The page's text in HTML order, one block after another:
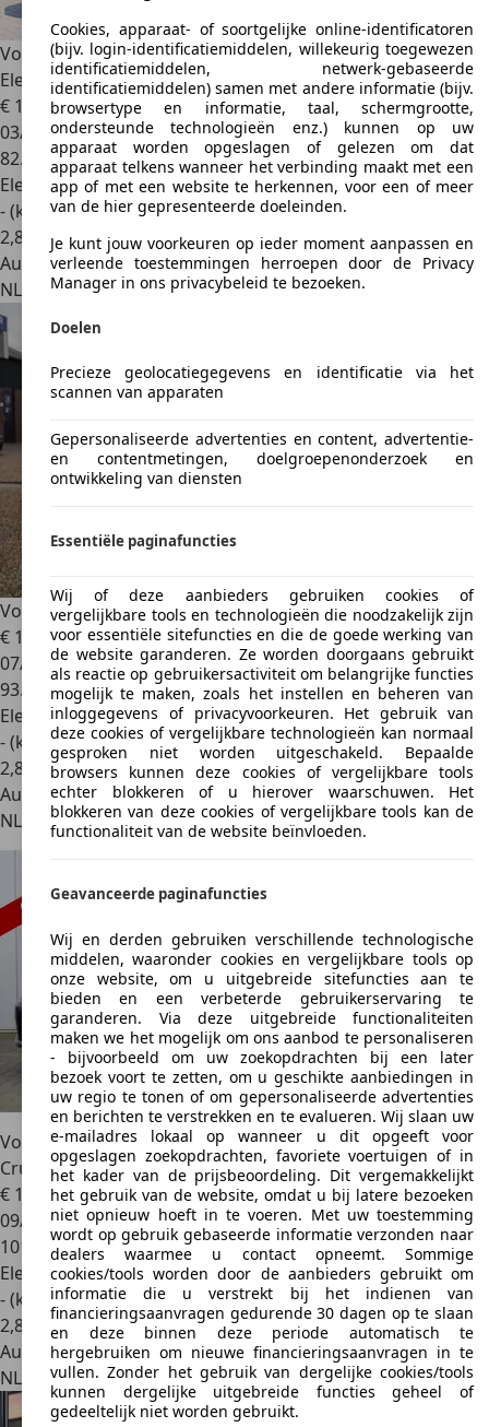
Volkswagen e-GolfE-DITION Navi / Climate / Pdc /
Elekramen / Adap-C
€ 13.995
03/2020
82.496 km
Elektrisch
- (kWh/100 km)
2,8
Autobedrijf
NL 8253 PJDronten
Volkswagen e-GolfE-Golf DIGI DASH CAMERA
€ 12.950
07/2018
93.000 km
Elektrisch
- (kWh/100 km)
2,8
Autobedrijf
NL 2975 BCOttoland
Volkswagen e-Golfe-Golf 100kw Carplay Priv/Glass Ecc
Cruise/Adaptiv
€ 11.9501
09/2017
101.501 km
Elektrisch
- (kWh/100 km)
2,8
Autobedrijf
NL 9231 DXSurhuisterveen
Cookies, apparaat- of soortgelijke online-identificatoren
(bijv. login-identificatiemiddelen, willekeurig toegewezen
identificatiemiddelen, netwerk-gebaseerde
identificatiemiddelen) samen met andere informatie (bijv.
browsertype en informatie, taal, schermgrootte,
ondersteunde technologieën enz.) kunnen op uw
apparaat worden opgeslagen of gelezen om dat
apparaat telkens wanneer het verbinding maakt met een
app of met een website te herkennen, voor een of meer
van de hier gepresenteerde doeleinden.
Je kunt jouw voorkeuren op ieder moment aanpassen en
verleende toestemmingen herroepen door de Privacy
Manager in ons privacybeleid te bezoeken.
Doelen
Precieze geolocatiegegevens en identificatie via het
scannen van apparaten
Gepersonaliseerde advertenties en content, advertentie-
en contentmetingen, doelgroepenonderzoek en
ontwikkeling van diensten
Essentiële paginafuncties
Wij of deze aanbieders gebruiken cookies of
vergelijkbare tools en technologieën die noodzakelijk zijn
voor essentiële sitefuncties en die de goede werking van
de website garanderen. Ze worden doorgaans gebruikt
als reactie op gebruikersactiviteit om belangrijke functies
mogelijk te maken, zoals het instellen en beheren van
inloggegevens of privacyvoorkeuren. Het gebruik van
deze cookies of vergelijkbare technologieën kan normaal
gesproken niet worden uitgeschakeld. Bepaalde
browsers kunnen deze cookies of vergelijkbare tools
echter blokkeren of u hierover waarschuwen. Het
blokkeren van deze cookies of vergelijkbare tools kan de
functionaliteit van de website beïnvloeden.
Geavanceerde paginafuncties
Wij en derden gebruiken verschillende technologische
middelen, waaronder cookies en vergelijkbare tools op
onze website, om u uitgebreide sitefuncties aan te
bieden en een verbeterde gebruikerservaring te
garanderen. Via deze uitgebreide functionaliteiten
maken we het mogelijk om ons aanbod te personaliseren
- bijvoorbeeld om uw zoekopdrachten bij een later
bezoek voort te zetten, om u geschikte aanbiedingen in
uw regio te tonen of om gepersonaliseerde advertenties
en berichten te verstrekken en te evalueren. Wij slaan uw
e-mailadres lokaal op wanneer u dit opgeeft voor
opgeslagen zoekopdrachten, favoriete voertuigen of in
het kader van de prijsbeoordeling. Dit vergemakkelijkt
het gebruik van de website, omdat u bij latere bezoeken
niet opnieuw hoeft in te voeren. Met uw toestemming
wordt op gebruik gebaseerde informatie verzonden naar
dealers waarmee u contact opneemt. Sommige
cookies/tools worden door de aanbieders gebruikt om
informatie die u verstrekt bij het indienen van
financieringsaanvragen gedurende 30 dagen op te slaan
en deze binnen deze periode automatisch te
hergebruiken om nieuwe financieringsaanvragen in te
vullen. Zonder het gebruik van dergelijke cookies/tools
kunnen dergelijke uitgebreide functies geheel of
gedeeltelijk niet worden gebruikt.